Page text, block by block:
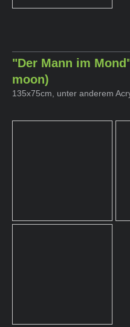
"Der Mann im
moon)
135x75cm, unter anderem